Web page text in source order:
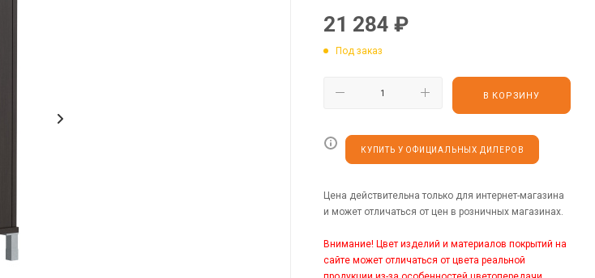
21 284 ₽
Под заказ
В КОРЗИНУ
КУПИТЬ У ОФИЦИАЛЬНЫХ ДИЛЕРОВ
Цена действительна только для интернет-магазина
и может отличаться от цен в розничных магазинах.
Внимание! Цвет изделий и материалов покрытий на
сайте может отличаться от цвета реальной